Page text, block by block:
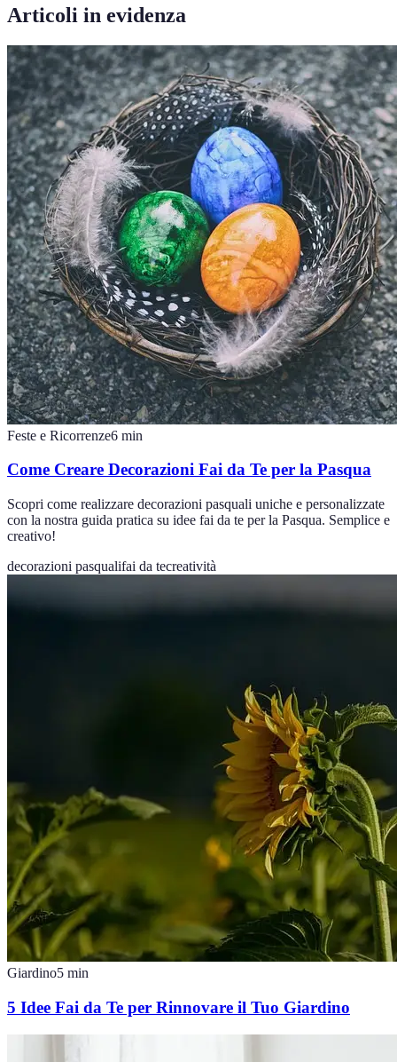
Articoli in evidenza
Feste e Ricorrenze6 min
Come Creare Decorazioni Fai da Te per la Pasqua
Scopri come realizzare decorazioni pasquali uniche e personalizzate
con la nostra guida pratica su idee fai da te per la Pasqua. Semplice e
creativo!
decorazioni pasqualifai da tecreatività
Giardino5 min
5 Idee Fai da Te per Rinnovare il Tuo Giardino